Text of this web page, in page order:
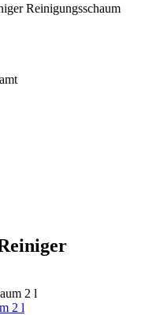
Reinigungsschaum
2 l